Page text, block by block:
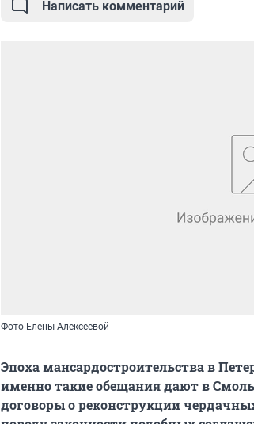
Написать комментарий
Фото Елены Алексеевой
Эпоха мансардостроительства в
именно такие обещания дают в
договоры о реконструкции